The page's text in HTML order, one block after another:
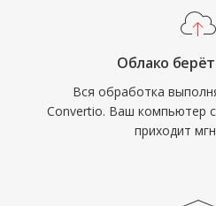
Облако берёт
Вся обработка
Convertio. Ваш компьютер
приходит